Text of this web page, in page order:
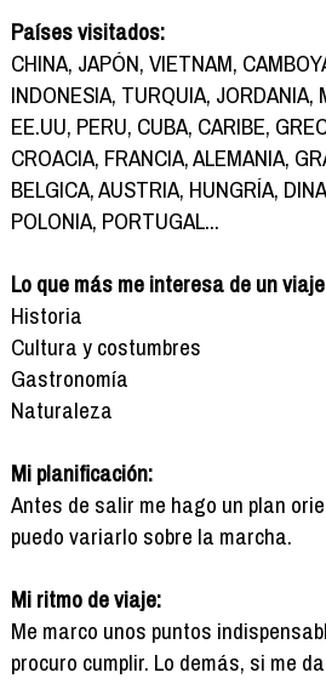
Países visitados:
CHINA, JAPÓN, VIETNAM,
INDONESIA, TURQUIA, JORDANIA,
EE.UU, PERU, CUBA, CARIBE,
CROACIA, FRANCIA, ALEMANIA,
BELGICA, AUSTRIA, HUNGRÍA,
POLONIA, PORTUGAL...
Lo que más me interesa de un
Historia
Cultura y costumbres
Gastronomía
Naturaleza
Mi planificación:
Antes de salir me hago un plan
puedo variarlo sobre la marcha.
Mi ritmo de viaje:
Me marco unos puntos
procuro cumplir. Lo demás, si me